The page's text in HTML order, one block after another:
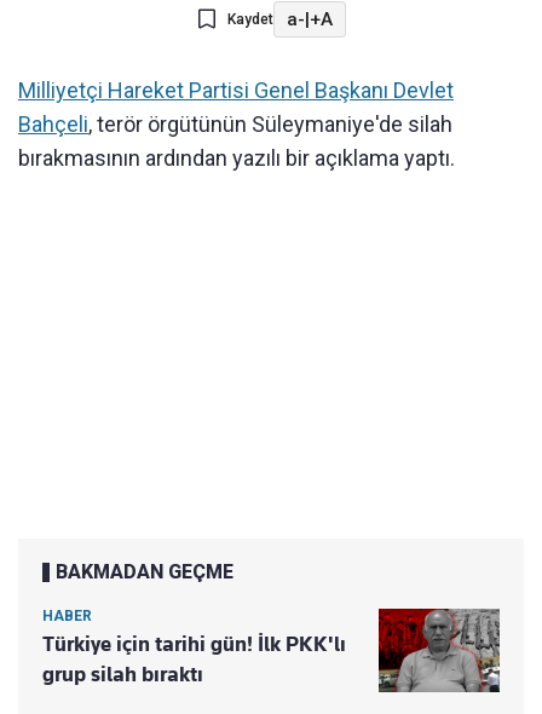
Kaydet a-|+A
Milliyetçi Hareket Partisi Genel Başkanı Devlet
Bahçeli, terör örgütünün Süleymaniye'de silah
bırakmasının ardından yazılı bir açıklama yaptı.
BAKMADAN GEÇME
HABER
Türkiye için tarihi gün! İlk PKK'lı
grup silah bıraktı